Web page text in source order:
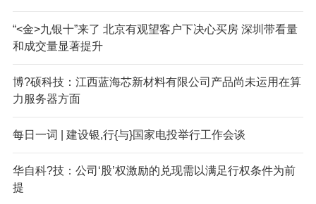
“<金>九银十”来了 北京有观望客户下决心买房 深圳带看量
和成交量显著提升
博?硕科技：江西蓝海芯新材料有限公司产品尚未运用在算
力服务器方面
每日一词 | 建设银,行{与}国家电投举行工作会谈
华自科?技：公司‘股’权激励的兑现需以满足行权条件为前
提